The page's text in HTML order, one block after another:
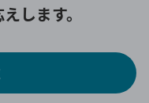
します。